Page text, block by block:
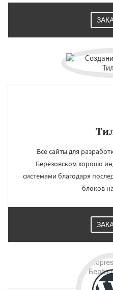
Все сайты для
Берёзовском хорошо
системами благодаря
блоков